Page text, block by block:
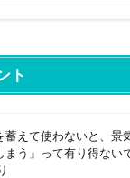
ト
蓄えて使わないと、景
まう」って有り得ない